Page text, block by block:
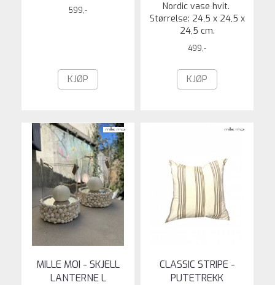
599,-
KJØP
Nordic vase hvit.
Størrelse: 24,5 x 24,5 x
24,5 cm.
499,-
KJØP
MILLE MOI - SKJELL
LANTERNE L
CLASSIC STRIPE -
PUTETREKK